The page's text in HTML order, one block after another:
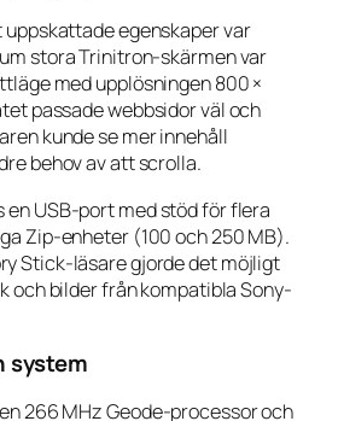
uppskattade egenskaper var
stora Trinitron-skärmen var
med upplösningen 800 ×
passade webbsidor väl och
kunde se mer innehåll
behov av att scrolla.
en USB-port med stöd för flera
Zip-enheter (100 och 250 MB).
Stick-läsare gjorde det möjligt
och bilder från kompatibla Sony-
system
266 MHz Geode-processor och